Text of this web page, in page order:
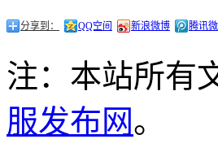
分享到： QQ空间 新浪微博 腾讯
注：本站所有
服发布网。